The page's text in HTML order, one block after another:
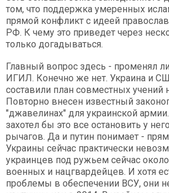
том, что поддержка умеренных
прямой конфликт с идеей
РФ. К чему это приведет через
только догадываться.
Главный вопрос здесь - променял
ИГИЛ. Конечно же нет. Украина и
составили план совместных учений
Повторно внесен известный
"джавелинах" для украинской
захотел бы это все остановить у
рычагов. Да и путин понимает -
Украины сейчас практически
украинцев под ружьем сейчас
военных и нацгвардейцев. И хотя
проблемы в обеспечении ВСУ, они